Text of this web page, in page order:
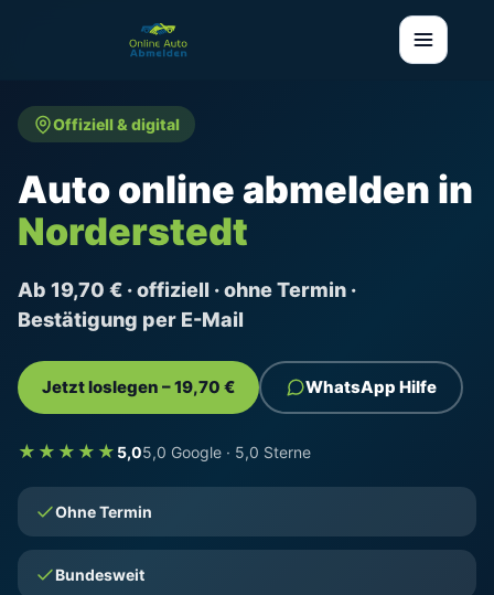
Offiziell & digital
Auto online abmelden in
Norderstedt
Ab 19,70 € · offiziell · ohne Termin ·
Bestätigung per E-Mail
Jetzt loslegen – 19,70 € WhatsApp Hilfe
★★★★★ 5,05,0 Google · 5,0 Sterne
Ohne Termin
Bundesweit